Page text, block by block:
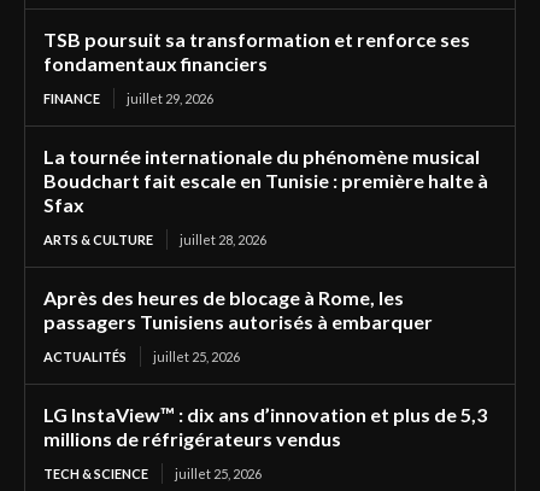
TSB poursuit sa transformation et renforce ses
fondamentaux financiers
FINANCE juillet 29, 2026
La tournée internationale du phénomène musical
Boudchart fait escale en Tunisie : première halte à
Sfax
ARTS & CULTURE juillet 28, 2026
Après des heures de blocage à Rome, les
passagers Tunisiens autorisés à embarquer
ACTUALITÉS juillet 25, 2026
LG InstaView™ : dix ans d’innovation et plus de 5,3
millions de réfrigérateurs vendus
TECH & SCIENCE juillet 25, 2026